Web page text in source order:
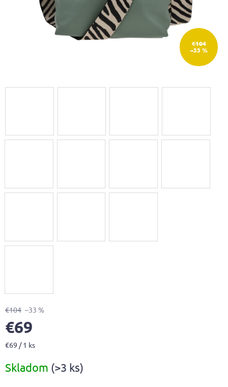
€104
–33 %
€104 –33 %
€69
Jednotková
€69 / 1 ks
Skladom (>3 ks)